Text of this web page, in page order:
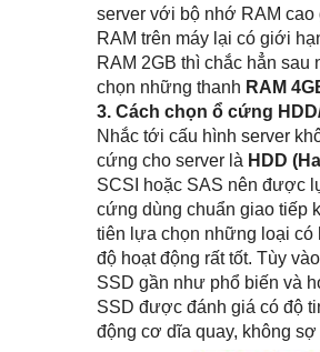
server với bộ nhớ RAM cao
RAM trên máy lại có giới
RAM 2GB thì chắc hẳn sau
chọn những thanh RAM
3. Cách chọn ổ cứng
Nhắc tới cấu hình server
cứng cho server là HDD
SCSI hoặc SAS nên được
cứng dùng chuẩn giao tiếp
tiên lựa chọn những loại có
độ hoạt động rất tốt. Tùy
SSD gần như phổ biến và
SSD được đánh giá có độ
động cơ dĩa quay, không